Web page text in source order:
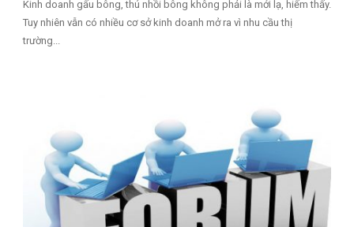
Kinh doanh gấu bông, thú nhồi bông không phải là mới lạ, hiếm thấy.
Tuy nhiên vẫn có nhiều cơ sở kinh doanh mở ra vì nhu cầu thị
trường...